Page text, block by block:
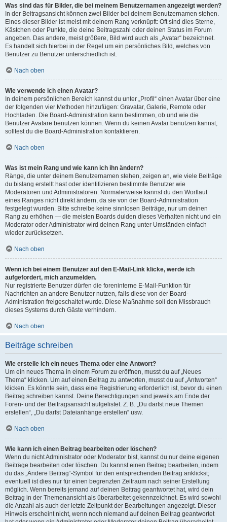
Was sind das für Bilder, die bei meinem Benutzernamen angezeigt werden?
In der Beitragsansicht können zwei Bilder bei deinem Benutzernamen stehen.
Eines dieser Bilder ist meist mit deinem Rang verknüpft: Oft sind dies Sterne,
Kästchen oder Punkte, die deine Beitragszahl oder deinen Status im Forum
angeben. Das andere, meist größere, Bild wird auch als „Avatar“ bezeichnet.
Es handelt sich hierbei in der Regel um ein persönliches Bild, welches von
Benutzer zu Benutzer unterschiedlich ist.
Nach oben
Wie verwende ich einen Avatar?
In deinem persönlichen Bereich kannst du unter „Profil“ einen Avatar über eine
der folgenden vier Methoden hinzufügen: Gravatar, Galerie, Remote oder
Hochladen. Die Board-Administration kann bestimmen, ob und wie die
Benutzer Avatare benutzen können. Wenn du keinen Avatar benutzen kannst,
solltest du die Board-Administration kontaktieren.
Nach oben
Was ist mein Rang und wie kann ich ihn ändern?
Ränge, die unter deinem Benutzernamen stehen, zeigen an, wie viele Beiträge
du bislang erstellt hast oder identifizieren bestimmte Benutzer wie
Moderatoren und Administratoren. Normalerweise kannst du den Wortlaut
eines Ranges nicht direkt ändern, da sie von der Board-Administration
festgelegt wurden. Bitte schreibe keine sinnlosen Beiträge, nur um deinen
Rang zu erhöhen — die meisten Boards dulden dieses Verhalten nicht und ein
Moderator oder Administrator wird deinen Rang unter Umständen einfach
wieder zurücksetzen.
Nach oben
Wenn ich bei einem Benutzer auf den E-Mail-Link klicke, werde ich
aufgefordert, mich anzumelden.
Nur registrierte Benutzer dürfen die foreninterne E-Mail-Funktion für
Nachrichten an andere Benutzer nutzen, falls diese von der Board-
Administration freigeschaltet wurde. Diese Maßnahme soll den Missbrauch
dieses Systems durch Gäste verhindern.
Nach oben
Beiträge schreiben
Wie erstelle ich ein neues Thema oder eine Antwort?
Um ein neues Thema in einem Forum zu eröffnen, musst du auf „Neues
Thema“ klicken. Um auf einen Beitrag zu antworten, musst du auf „Antworten“
klicken. Es könnte sein, dass eine Registrierung erforderlich ist, bevor du einen
Beitrag schreiben kannst. Deine Berechtigungen sind jeweils am Ende der
Foren- und der Beitragsansicht aufgelistet. Z. B. „Du darfst neue Themen
erstellen“, „Du darfst Dateianhänge erstellen“ usw.
Nach oben
Wie kann ich einen Beitrag bearbeiten oder löschen?
Wenn du nicht Administrator oder Moderator bist, kannst du nur deine eigenen
Beiträge bearbeiten oder löschen. Du kannst einen Beitrag bearbeiten, indem
du das „Ändere Beitrag“-Symbol für den entsprechenden Beitrag anklickst;
eventuell ist dies nur für einen begrenzten Zeitraum nach seiner Erstellung
möglich. Wenn bereits jemand auf deinen Beitrag geantwortet hat, wird dein
Beitrag in der Themenansicht als überarbeitet gekennzeichnet. Es wird sowohl
die Anzahl als auch der letzte Zeitpunkt der Bearbeitungen angezeigt. Dieser
Hinweis erscheint nicht, wenn noch niemand auf deinen Beitrag geantwortet